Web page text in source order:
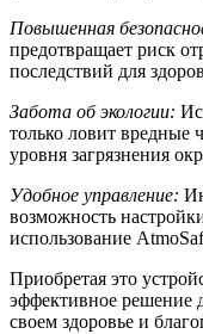
Повышенная
предотвращает риск
последствий для
Забота об экологии:
только ловит вредные
уровня загрязнения
Удобное управление:
возможность
использование
Приобретая это
эффективное решение
своем здоровье и